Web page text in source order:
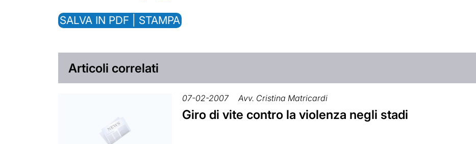
SALVA IN PDF | STAMPA
Articoli correlati
07-02-2007 Avv. Cristina Matricardi
Giro di vite contro la violenza negli stadi